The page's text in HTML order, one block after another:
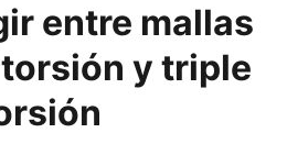
entre mallas
y triple